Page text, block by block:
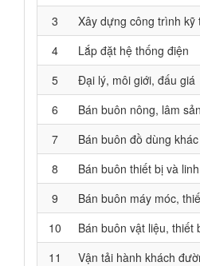
3
Xây dựng công trình kỹ
4
Lắp đặt hệ thống điện
5
Đại lý, môi giới, đấu giá
6
Bán buôn nông, lâm
7
Bán buôn đồ dùng
8
Bán buôn thiết bị và
9
Bán buôn máy móc,
10
Bán buôn vật liệu, thiết
11
Vận tải hành khách